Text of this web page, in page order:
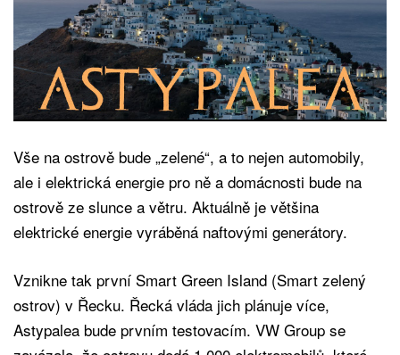
Vše na ostrově bude „zelené“, a to nejen automobily,
ale i elektrická energie pro ně a domácnosti bude na
ostrově ze slunce a větru. Aktuálně je většina
elektrické energie vyráběná naftovými generátory.
Vznikne tak první Smart Green Island (Smart zelený
ostrov) v Řecku. Řecká vláda jich plánuje více,
Astypalea bude prvním testovacím. VW Group se